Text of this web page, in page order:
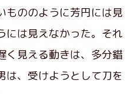
もののように芳円には見
には見えなかった。それ
く見える動きは、多分錯
は、受けようとして刀を